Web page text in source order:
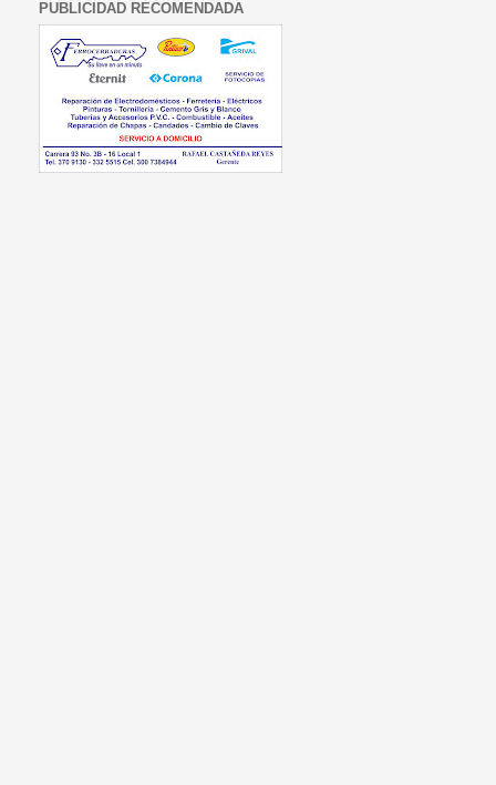
PUBLICIDAD RECOMENDADA